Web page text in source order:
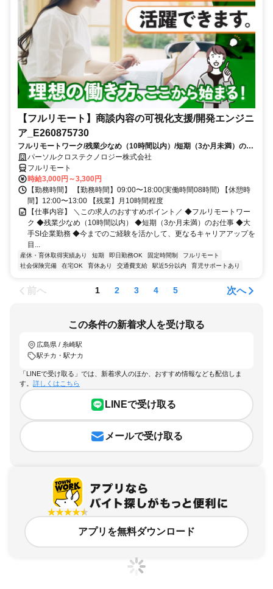
【フルリモート】商談内容の可視化支援/開発エンジニ
ア_E260875730
フルリモートワーク/残業少なめ（10時間以内）/短期（3か月未満）のお
仕事/大手SI企業勤務/今までのご経験を活かして、更なるキャリアアップ
を目指せます
パーソルクロステクノロジー株式会社
フルリモート
時給3,000円～3,300円
【勤務時間】 【勤務時間】09:00〜18:00(実働時間08時間) 【休憩時
間】12:00〜13:00 【残業】月10時間程度
【仕事内容】 ＼この求人のおすすめポイント／ ◆フルリモートワー
ク ◆残業少なめ（10時間以内） ◆短期（3か月未満）のお仕事 ◆大
手SI企業勤務 ◆今までのご経験を活かして、更なるキャリアアップを
目...
産休・育休取得実績あり 短期 即日勤務OK 固定時間制
フルリモート
社会保険完備
在宅OK 育休あり 交通費支給 駅近5分以内 育児サポートあり
前へ 1 2 3 4 5 次へ
この条件の新着求人を受け取る
広島県 / 糸崎駅
駅チカ・駅ナカ
「LINEで受け取る」では、新着求人のほか、おすすめ情報なども配信しま
す。 詳しくはこちら
LINEで受け取る
メールで受け取る
アプリを無料ダウンロード